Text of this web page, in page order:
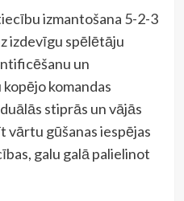
izmantošana 5-2-3
izdevīgu spēlētāju
un
komandas
stiprās un vājās
vārtu gūšanas iespējas
galu galā palielinot